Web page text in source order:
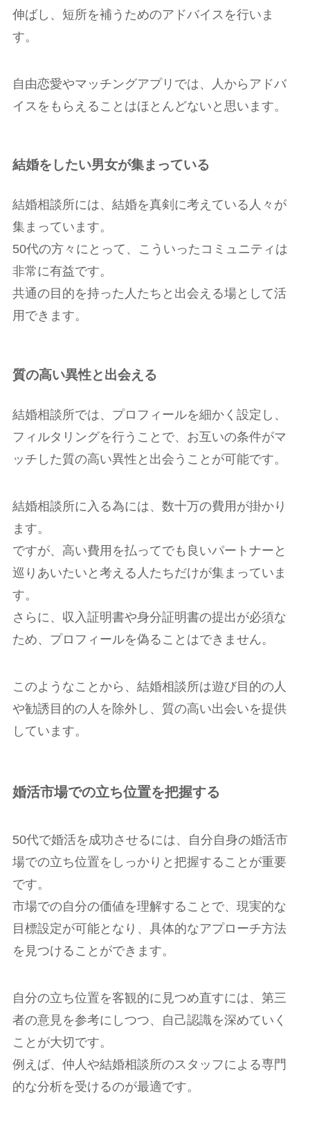
伸ばし、短所を補うためのアドバイスを行いま
す。
自由恋愛やマッチングアプリでは、人からアドバ
イスをもらえることはほとんどないと思います。
結婚をしたい男女が集まっている
結婚相談所には、結婚を真剣に考えている人々が
集まっています。
50代の方々にとって、こういったコミュニティは
非常に有益です。
共通の目的を持った人たちと出会える場として活
用できます。
質の高い異性と出会える
結婚相談所では、プロフィールを細かく設定し、
フィルタリングを行うことで、お互いの条件がマ
ッチした質の高い異性と出会うことが可能です。
結婚相談所に入る為には、数十万の費用が掛かり
ます。
ですが、高い費用を払ってでも良いパートナーと
巡りあいたいと考える人たちだけが集まっていま
す。
さらに、収入証明書や身分証明書の提出が必須な
ため、プロフィールを偽ることはできません。
このようなことから、結婚相談所は遊び目的の人
や勧誘目的の人を除外し、質の高い出会いを提供
しています。
婚活市場での立ち位置を把握する
50代で婚活を成功させるには、自分自身の婚活市
場での立ち位置をしっかりと把握することが重要
です。
市場での自分の価値を理解することで、現実的な
目標設定が可能となり、具体的なアプローチ方法
を見つけることができます。
自分の立ち位置を客観的に見つめ直すには、第三
者の意見を参考にしつつ、自己認識を深めていく
ことが大切です。
例えば、仲人や結婚相談所のスタッフによる専門
的な分析を受けるのが最適です。